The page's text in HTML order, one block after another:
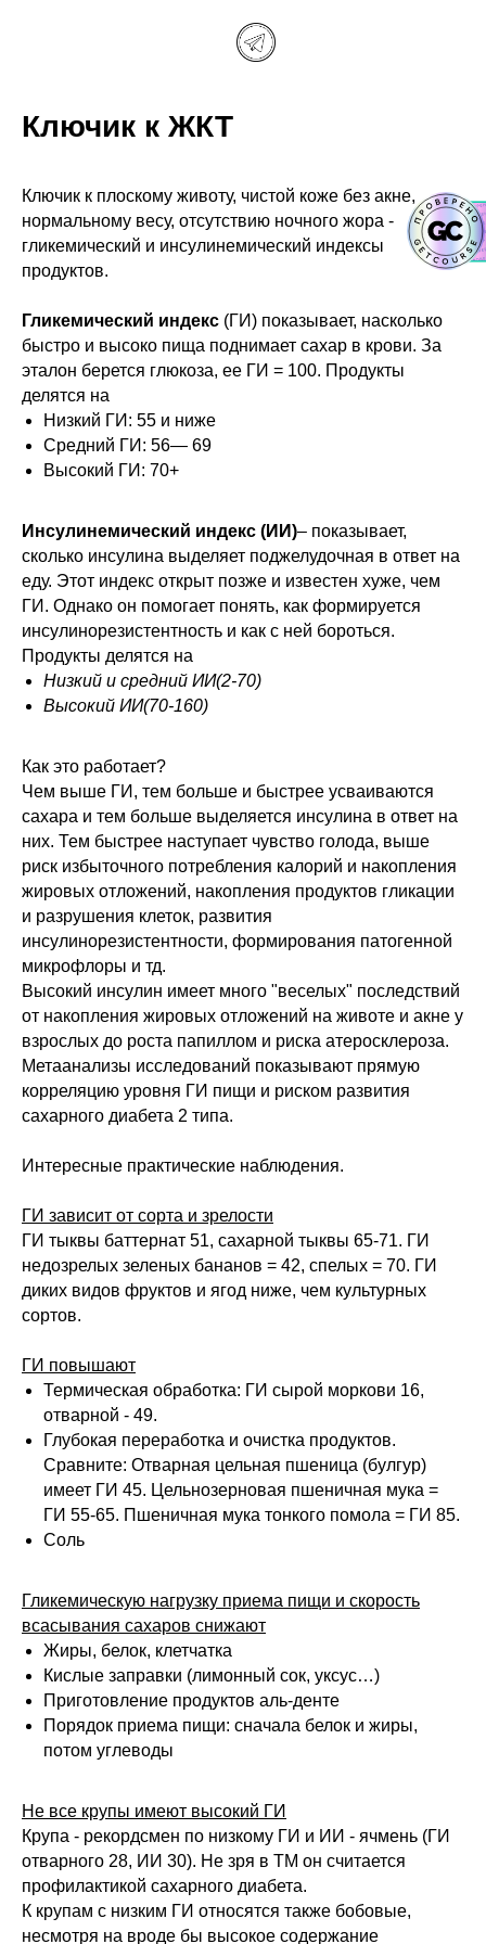
Ключик к ЖКТ
Ключик к плоскому животу, чистой коже без акне,
нормальному весу, отсутствию ночного жора -
гликемический и инсулинемический индексы
продуктов.
Гликемический индекс (ГИ) показывает, насколько
быстро и высоко пища поднимает сахар в крови. За
эталон берется глюкоза, ее ГИ = 100. Продукты
делятся на
Низкий ГИ: 55 и ниже
Средний ГИ: 56— 69
Высокий ГИ: 70+
Инсулинемический индекс (ИИ)– показывает,
сколько инсулина выделяет поджелудочная в ответ на
еду. Этот индекс открыт позже и известен хуже, чем
ГИ. Однако он помогает понять, как формируется
инсулинорезистентность и как с ней бороться.
Продукты делятся на
Низкий и средний ИИ(2-70)
Высокий ИИ(70-160)
Как это работает?
Чем выше ГИ, тем больше и быстрее усваиваются
сахара и тем больше выделяется инсулина в ответ на
них. Тем быстрее наступает чувство голода, выше
риск избыточного потребления калорий и накопления
жировых отложений, накопления продуктов гликации
и разрушения клеток, развития
инсулинорезистентности, формирования патогенной
микрофлоры и тд.
Высокий инсулин имеет много "веселых" последствий
от накопления жировых отложений на животе и акне у
взрослых до роста папиллом и риска атеросклероза.
Метаанализы исследований показывают прямую
корреляцию уровня ГИ пищи и риском развития
сахарного диабета 2 типа.
Интересные практические наблюдения.
ГИ зависит от сорта и зрелости
ГИ тыквы баттернат 51, сахарной тыквы 65-71. ГИ
недозрелых зеленых бананов = 42, спелых = 70. ГИ
диких видов фруктов и ягод ниже, чем культурных
сортов.
ГИ повышают
Термическая обработка: ГИ сырой моркови 16,
отварной - 49.
Глубокая переработка и очистка продуктов.
Сравните: Отварная цельная пшеница (булгур)
имеет ГИ 45. Цельнозерновая пшеничная мука =
ГИ 55-65. Пшеничная мука тонкого помола = ГИ 85.
Соль
Гликемическую нагрузку приема пищи и скорость
всасывания сахаров снижают
Жиры, белок, клетчатка
Кислые заправки (лимонный сок, уксус…)
Приготовление продуктов аль-денте
Порядок приема пищи: сначала белок и жиры,
потом углеводы
Не все крупы имеют высокий ГИ
Крупа - рекордсмен по низкому ГИ и ИИ - ячмень (ГИ
отварного 28, ИИ 30). Не зря в ТМ он считается
профилактикой сахарного диабета.
К крупам с низким ГИ относятся также бобовые,
несмотря на вроде бы высокое содержание